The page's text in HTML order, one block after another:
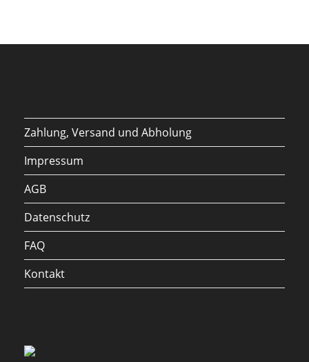
Zahlung, Versand und Abholung
Impressum
AGB
Datenschutz
FAQ
Kontakt